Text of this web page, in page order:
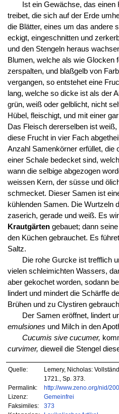
Ist ein Gewächse, das einen
treibet, die sich auf der Erde
die Blätter, eines um das andere
eckigt, eingeschnitten und
und den Stengeln heraus
Blumen, welche als wie Glocken
zerspalten, und blaßgelb von
vergangen, so entstehet eine
lang, welche so dicke ist als der
grün, weiß oder gelblicht, nicht
Hübel, fleischigt, und mit einer
Das Fleisch dererselben ist
diese Frucht in vier Fach
Anzahl Samenkörner erfüllet, die
einer Schale bedecket sind,
wann die selbige abgezogen
weissen Kern, der süsse und
schmecket. Dieser Samen ist
kühlenden Samen. Die Wurtzeln
zaserich, gerade und weiß. Es
Krautgärtengebauet; dann
den Küchen gebrauchet. Es
Saltz.
Die rohe Gurcke ist trefflich
vielen schleimichten Wassers,
aber gekochet worden, sodann
lindert und mindert die Schärffe
Brühen und zu Clystiren
Der Samen eröffnet, lindert
emulsiones und Milch in den
Cucumis sive cucumer,
curvimer, dieweil die Stengel
Quelle:
Lemery, Nicholas:
1721., Sp. 373.
Permalink:
http://www.zeno.org/nid/
Lizenz:
Gemeinfrei
Faksimiles:
373